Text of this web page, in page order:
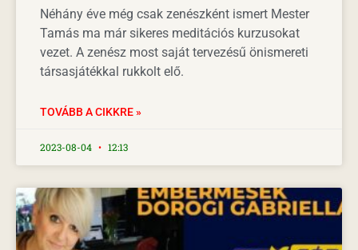
Néhány éve még csak zenészként ismert Mester
Tamás ma már sikeres meditációs kurzusokat
vezet. A zenész most saját tervezésű önismereti
társasjátékkal rukkolt elő.
TOVÁBB A CIKKRE »
2023-08-04 12:13